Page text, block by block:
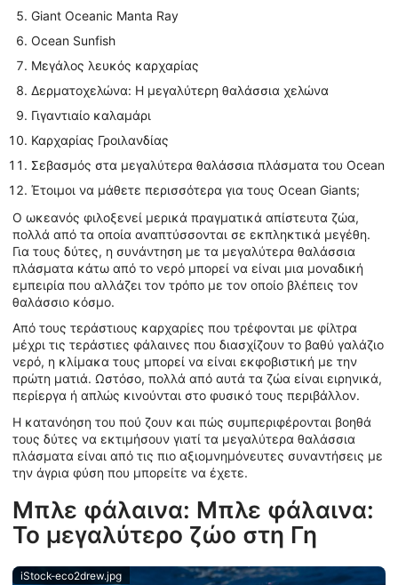
Giant Oceanic Manta Ray
Ocean Sunfish
Μεγάλος λευκός καρχαρίας
Δερματοχελώνα: Η μεγαλύτερη θαλάσσια χελώνα
Γιγαντιαίο καλαμάρι
Καρχαρίας Γροιλανδίας
Σεβασμός στα μεγαλύτερα θαλάσσια πλάσματα του Ocean
Έτοιμοι να μάθετε περισσότερα για τους Ocean Giants;
Ο ωκεανός φιλοξενεί μερικά πραγματικά απίστευτα ζώα,
πολλά από τα οποία αναπτύσσονται σε εκπληκτικά μεγέθη.
Για τους δύτες, η συνάντηση με τα μεγαλύτερα θαλάσσια
πλάσματα κάτω από το νερό μπορεί να είναι μια μοναδική
εμπειρία που αλλάζει τον τρόπο με τον οποίο βλέπεις τον
θαλάσσιο κόσμο.
Από τους τεράστιους καρχαρίες που τρέφονται με φίλτρα
μέχρι τις τεράστιες φάλαινες που διασχίζουν το βαθύ γαλάζιο
νερό, η κλίμακα τους μπορεί να είναι εκφοβιστική με την
πρώτη ματιά. Ωστόσο, πολλά από αυτά τα ζώα είναι ειρηνικά,
περίεργα ή απλώς κινούνται στο φυσικό τους περιβάλλον.
Η κατανόηση του πού ζουν και πώς συμπεριφέρονται βοηθά
τους δύτες να εκτιμήσουν γιατί τα μεγαλύτερα θαλάσσια
πλάσματα είναι από τις πιο αξιομνημόνευτες συναντήσεις με
την άγρια φύση που μπορείτε να έχετε.
Μπλε φάλαινα: Μπλε φάλαινα:
Το μεγαλύτερο ζώο στη Γη
iStock-eco2drew.jpg